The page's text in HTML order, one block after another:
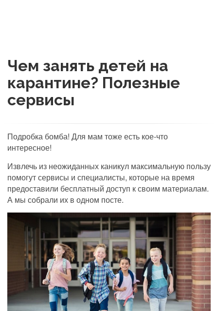
Чем занять детей на
карантине? Полезные
сервисы
Подробка бомба! Для мам тоже есть кое-что
интересное!
Извлечь из неожиданных каникул максимальную пользу
помогут сервисы и специалисты, которые на время
предоставили бесплатный доступ к своим материалам.
А мы собрали их в одном посте.